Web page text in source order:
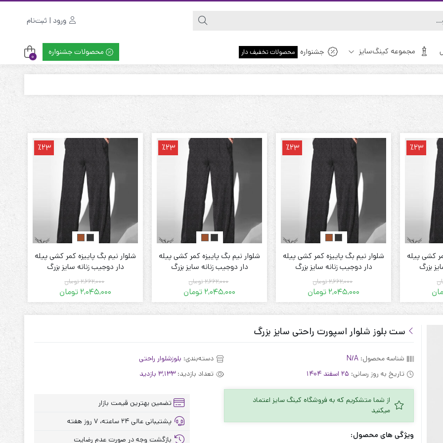
ورود | ثبت‌نام
مجموعه کینگ‌سایز جشنواره محصولات تخفیف دار محصولات جشنواره 0
٪23
کشی پیله
بزرگ
٪23
شلوار نیم بگ پاییزه کمر کشی پیله
دار دوجیب زنانه سایز بزرگ
2,662,000تومان
قیمت
اصلی:
بود.
2,045,000 تومان
قیمت
فعلی:
٪23
شلوار نیم بگ پاییزه کمر کشی پیله
دار دوجیب زنانه سایز بزرگ
2,662,000تومان
قیمت
اصلی:
2,045,000 تومان
قیمت
فعلی:
٪23
شلوار نیم بگ پاییزه کمر کشی پیله
دار دوجیب زنانه سایز بزرگ
2,662,000تومان
قیمت
اصلی:
2,045,000 تومان
قیمت
فعلی:
ست بلوز شلوار اسپورت راحتی سایز بزرگ
شناسه محصول: N/A دسته‌بندی: بلوز‌شلوار راحتی
تاریخ به روز رسانی: 25 اسفند 1404 تعداد بازدید:3,133 بازدید
از شما متشکریم که به فروشگاه کینگ سایز اعتماد
میکنید
ویژگی های محصول:
تضمین بهترین قیمت بازار
پشتیبانی عالی ۲۴ ساعته، ۷ روز هفته
بازگشت وجه در صورت عدم رضایت